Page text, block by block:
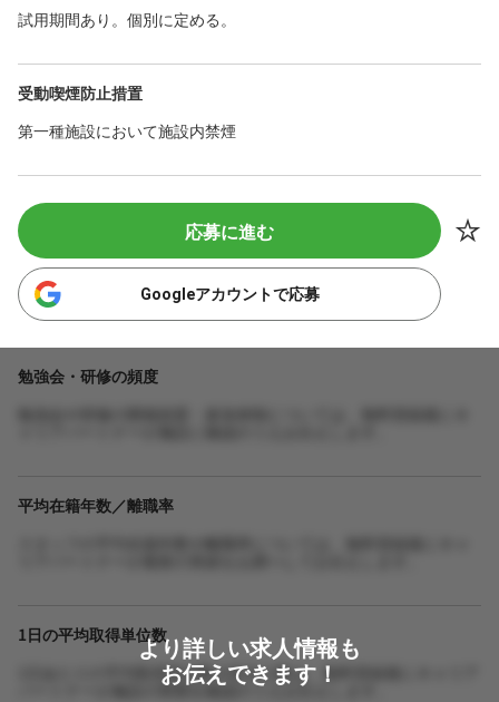
試用期間あり。個別に定める。
受動喫煙防止措置
第一種施設において施設内禁煙
応募に進む
Googleアカウントで応募
勉強会・研修の頻度
平均在籍年数／離職率
1日の平均取得単位数
1日あたりの平均取得単位数や担当人数は、無料登録後にキャリア
パートナーが施設の実態を確認のうえお伝えします。
より詳しい求人情報も
お伝えできます！